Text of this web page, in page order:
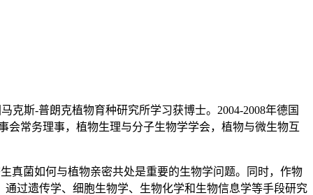
克斯-普朗克植物育种研究所学习获博士。2004-2008年德国
会常务理事，植物生理与分子生物学学会，植物与微生物互
真菌如何与植物亲密共处是重要的生物学问题。同时，作物
过遗传学、细胞生物学、生物化学和生物信息学等手段研究